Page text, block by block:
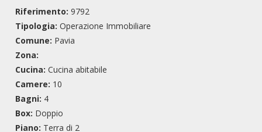
Riferimento: 9792
Tipologia: Operazione Immobiliare
Comune: Pavia
Zona:
Cucina: Cucina abitabile
Camere: 10
Bagni: 4
Box: Doppio
Piano: Terra di 2